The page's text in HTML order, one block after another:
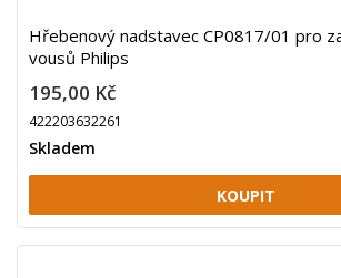
Hřebenový nadstavec CP0817/01 pro
vousů Philips
195,00 Kč
422203632261
Skladem